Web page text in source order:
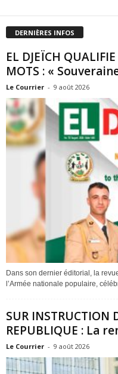
DERNIÈRES INFOS
EL DJEÏCH
MOTS : «
Le Courrier - 9 août 2026
Dans son dernier éditorial, la
l’Armée nationale populaire,
SUR INSTRUCTION
REPUBLIQUE : La
Le Courrier - 9 août 2026